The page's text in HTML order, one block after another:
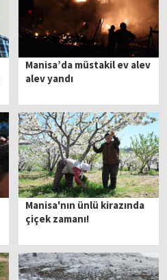
Manisa’da müstakil ev alev
alev yandı
Manisa'nın ünlü kirazında
çiçek zamanı!